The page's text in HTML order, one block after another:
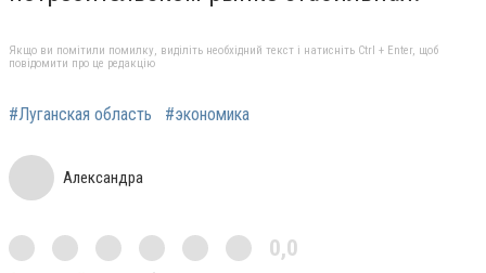
Якщо ви помітили помилку, виділіть необхідний текст і натисніть Ctrl + Enter, щоб
повідомити про це редакцію
#Луганская область #экономика
Александра
0,0